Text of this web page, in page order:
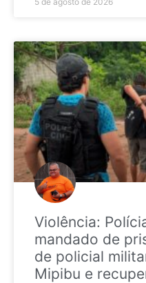
Violência:
mandado de
de policial
Mipibu e